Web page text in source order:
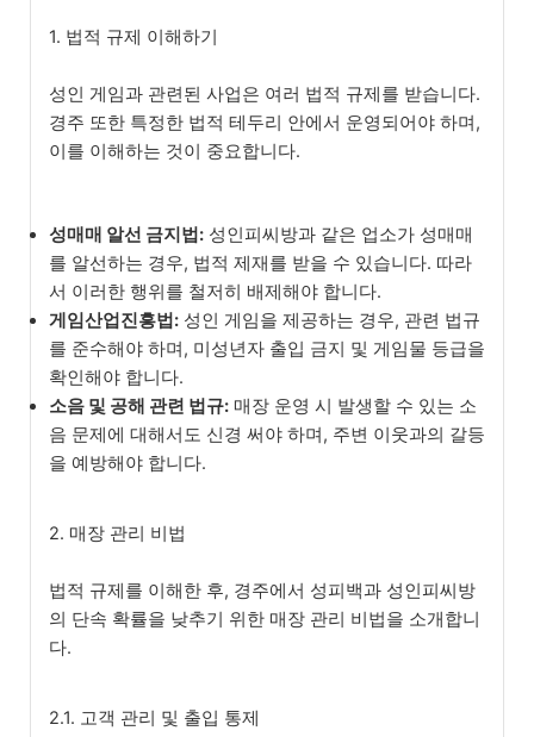
1. 법적 규제 이해하기
성인 게임과 관련된 사업은 여러 법적 규제를 받습니다.
경주 또한 특정한 법적 테두리 안에서 운영되어야 하며,
이를 이해하는 것이 중요합니다.
성매매 알선 금지법: 성인피씨방과 같은 업소가 성매매
를 알선하는 경우, 법적 제재를 받을 수 있습니다. 따라
서 이러한 행위를 철저히 배제해야 합니다.
게임산업진흥법: 성인 게임을 제공하는 경우, 관련 법규
를 준수해야 하며, 미성년자 출입 금지 및 게임물 등급을
확인해야 합니다.
소음 및 공해 관련 법규: 매장 운영 시 발생할 수 있는 소
음 문제에 대해서도 신경 써야 하며, 주변 이웃과의 갈등
을 예방해야 합니다.
2. 매장 관리 비법
법적 규제를 이해한 후, 경주에서 성피백과 성인피씨방
의 단속 확률을 낮추기 위한 매장 관리 비법을 소개합니
다.
2.1. 고객 관리 및 출입 통제